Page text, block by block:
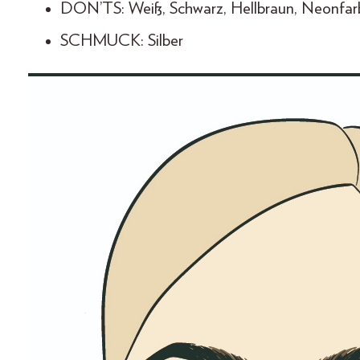
DON’TS: Weiß, Schwarz, Hellbraun,
SCHMUCK: Silber